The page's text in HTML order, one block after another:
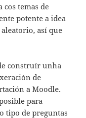
cos temas de
potente a idea
así que
construír unha
de
a Moodle.
para
de preguntas